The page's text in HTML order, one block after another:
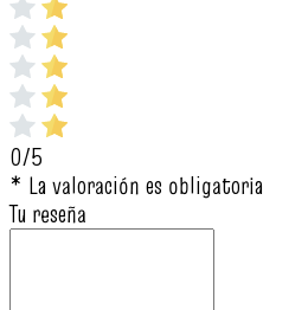
0/5
* La valoración es obligatoria
Tu reseña